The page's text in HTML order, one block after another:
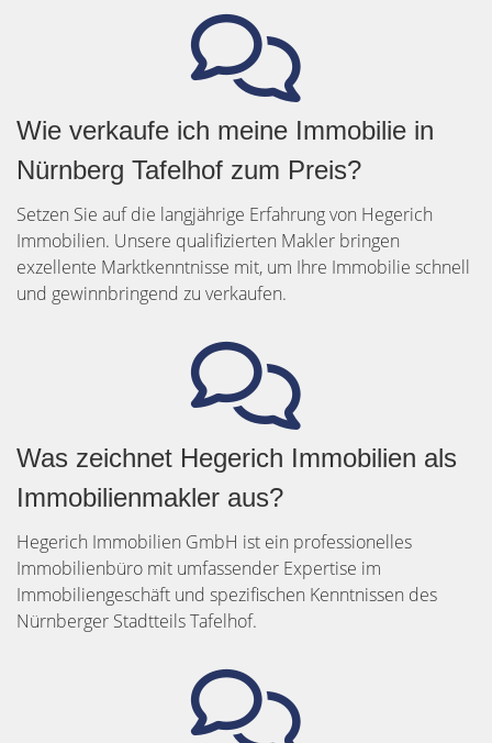
Wie verkaufe ich meine Immobilie in
Nürnberg Tafelhof zum Preis?
Setzen Sie auf die langjährige Erfahrung von Hegerich
Immobilien. Unsere qualifizierten Makler bringen
exzellente Marktkenntnisse mit, um Ihre Immobilie schnell
und gewinnbringend zu verkaufen.
Was zeichnet Hegerich Immobilien als
Immobilienmakler aus?
Hegerich Immobilien GmbH ist ein professionelles
Immobilienbüro mit umfassender Expertise im
Immobiliengeschäft und spezifischen Kenntnissen des
Nürnberger Stadtteils Tafelhof.